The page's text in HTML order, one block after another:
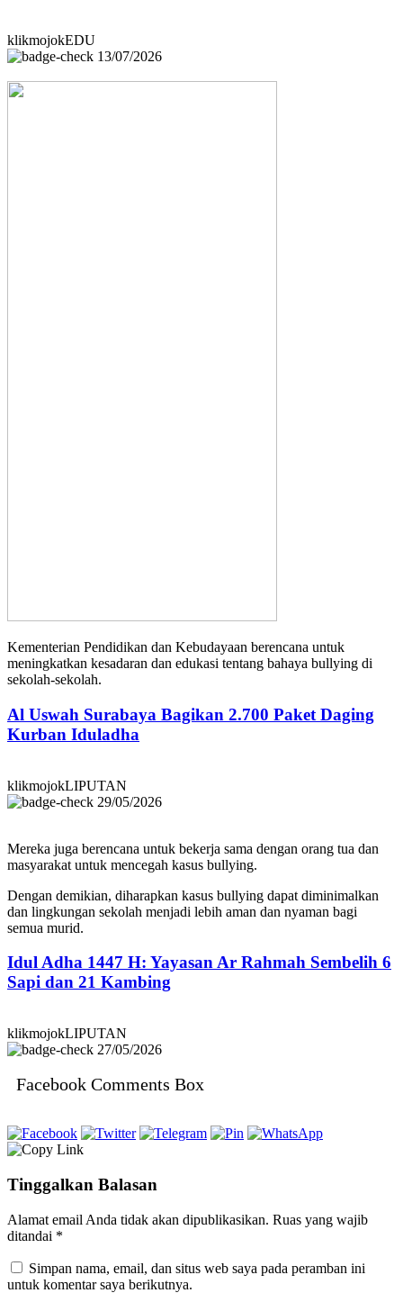
klikmojokEDU
13/07/2026
Kementerian Pendidikan dan Kebudayaan berencana untuk
meningkatkan kesadaran dan edukasi tentang bahaya bullying di
sekolah-sekolah.
Al Uswah Surabaya Bagikan 2.700 Paket Daging
Kurban Iduladha
klikmojokLIPUTAN
29/05/2026
Mereka juga berencana untuk bekerja sama dengan orang tua dan
masyarakat untuk mencegah kasus bullying.
Dengan demikian, diharapkan kasus bullying dapat diminimalkan
dan lingkungan sekolah menjadi lebih aman dan nyaman bagi
semua murid.
Idul Adha 1447 H: Yayasan Ar Rahmah Sembelih 6
Sapi dan 21 Kambing
klikmojokLIPUTAN
27/05/2026
Facebook Comments Box
Tinggalkan Balasan
Alamat email Anda tidak akan dipublikasikan. Ruas yang wajib
ditandai *
Simpan nama, email, dan situs web saya pada peramban ini
untuk komentar saya berikutnya.